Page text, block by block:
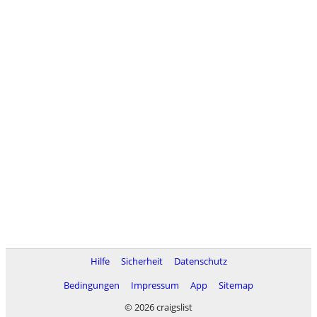
Hilfe Sicherheit
Datenschutz
Bedingungen
Impressum App
Sitemap
© 2026 craigslist